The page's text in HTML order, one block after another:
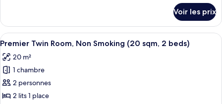
2
beds)
«
Premier
»,
3
chambres,
non-
fumeurs
le
type
de
Chambre
Triple
Premier
»,
Voir les prix
Afficher
toutes
les
photos
pour
ce
Une chambre d’hôtel moderne
21
Premier Twin Room, Non Smoking (20 sqm, 2 beds)
20 m²
1 chambre
2 personnes
2 lits 1 place